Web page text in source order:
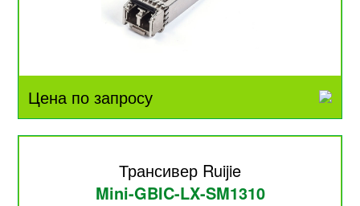
Цена по запросу
Трансивер Ruijie
Mini-GBIC-LX-SM1310